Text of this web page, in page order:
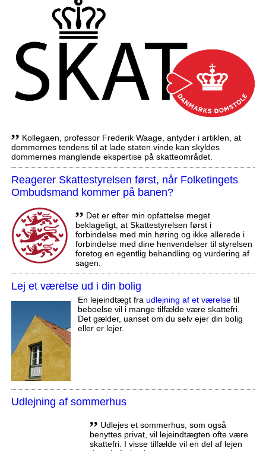
,, Kollegaen, professor Frederik Waage, antyder i artiklen, at
dommernes tendens til at lade staten vinde kan skyldes
dommernes manglende ekspertise på skatteområdet.
Reagerer Skattestyrelsen først, når Folketingets
Ombudsmand kommer på banen?
,, Det er efter min opfattelse meget
beklageligt, at Skattestyrelsen først i
forbindelse med min høring og ikke allerede i
forbindelse med dine henvendelser til styrelsen
foretog en egentlig behandling og vurdering af
sagen.
Lej et værelse ud i din bolig
En lejeindtægt fra udlejning af et værelsetil
beboelse vil i mange tilfælde være skattefri.
Det gælder, uanset om du selv ejer din bolig
eller er lejer.
Udlejning af sommerhus
,, Udlejes et sommerhus, som også
benyttes privat, vil lejeindtægten ofte være
skattefri. I visse tilfælde vil en del af lejen